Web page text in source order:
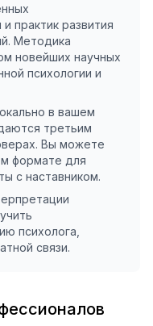
практик развития
Методика
новейших научных
психологии и
в вашем
третьим
Вы можете
формате для
с наставником.
психолога,
связи.